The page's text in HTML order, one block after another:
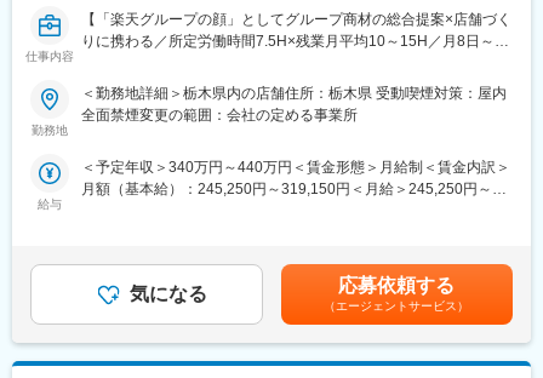
おります。
変更の範囲：会社の定める業務
（1）お客様に誠実な社風
IDOMは他社の不祥事が起こる前から工場の透明性確保に力を入れ
開示。25年2月期決算は過去最高売上の約4,967億円を記録してい
ます。
入社者の定性＋定量の両面で明確な評価基準を設定。個人ノルマ
は無く店舗で予算を追っているため、チーム全体で頑張れる仕組
（3） 圧倒的な知名度、豊富な商品数により得られる商談機会の
多さ：
安定した集客＋世界最大級の中古車データベースを保有。平均し
て月間約30～40件の商談に対して、成約率は約50％！
仕事内容
【「楽天グループの顔」としてグループ商材の総合提案×店舗づく
りに携わる／所定労働時間7.5H×残業月平均10～15H／月8日～休
楽天モバイルショップに来店されるお客様へ、スマートフォン・
料金プラン・楽天カード・楽天市場・楽天ポイントなど、楽天経
済圏の幅広いサービスを総合的にご提案します。
て、お客様の生活をより豊かにするトータルサポートを行うポジ
ションです。
・新規契約・機種変更の受付および提案
・料金プラン、楽天ポイント活用、楽天カード、各種サービスの
案内
・スマホの初期設定・データ移行サポート
・問い合わせ対応
勤務地
＜勤務地詳細＞栃木県内の店舗住所：栃木県 受動喫煙対策：屋内
全面禁煙変更の範囲：会社の定める事業所
給与
＜予定年収＞340万円～440万円＜賃金形態＞月給制＜賃金内訳＞
月額（基本給）：245,250円～319,150円＜月給＞245,250円～
金はあくまでも目安の金額であり、選考を通じて上下する可能性
があります。月給(月額)は固定手当を含めた表記です。
気になる 応募依頼する
（エージェントサービス）